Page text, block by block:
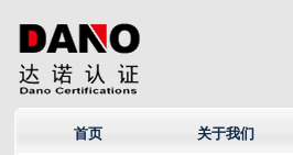
首页 关于我们